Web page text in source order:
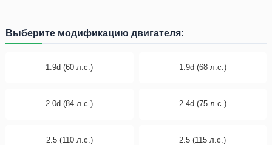
Выберите модификацию двигателя:
1.9d (60 л.с.) 1.9d (68 л.с.)
2.0d (84 л.с.) 2.4d (75 л.с.)
2.5 (110 л.с.) 2.5 (115 л.с.)